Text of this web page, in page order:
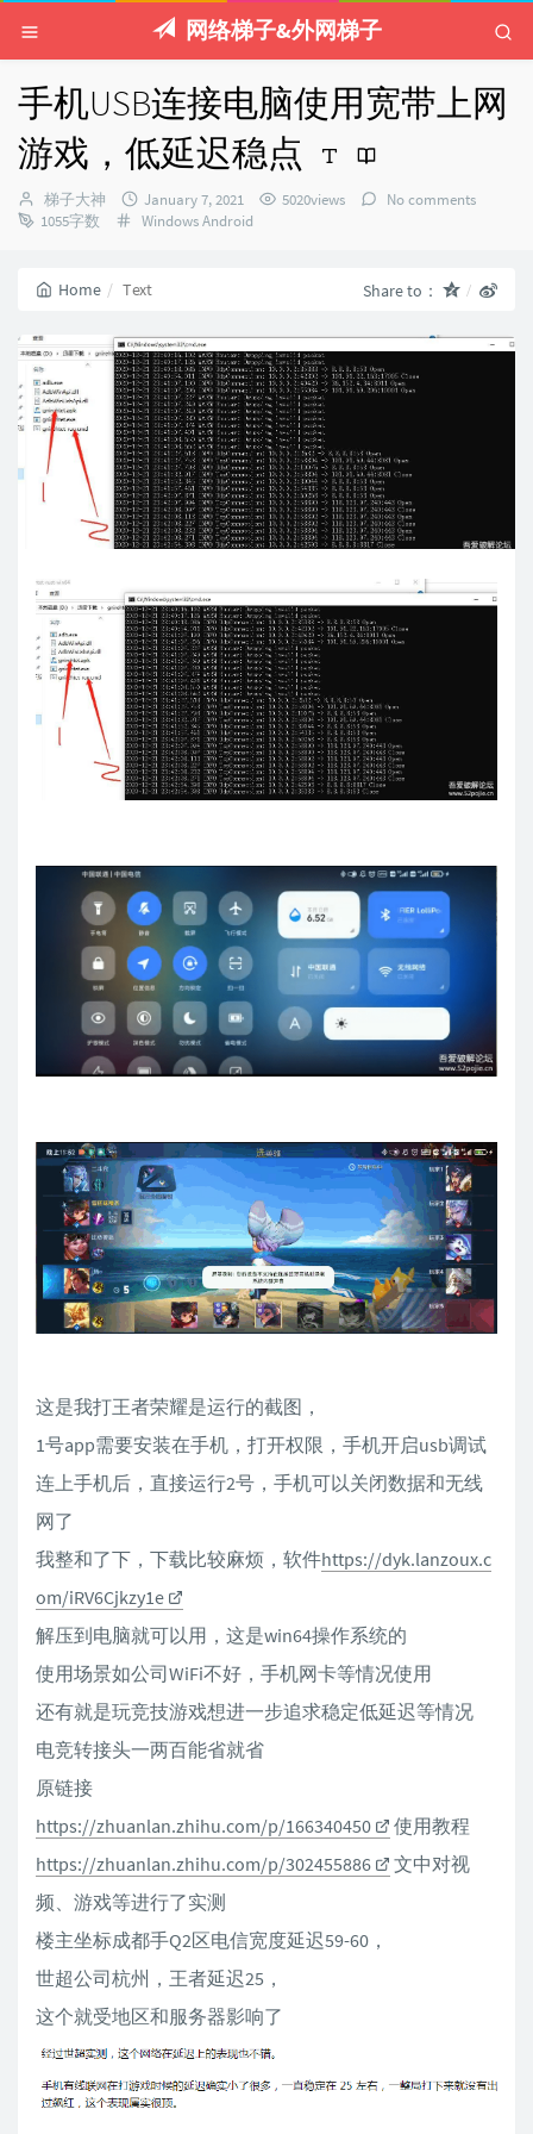
网络梯子&外网梯子
手机USB连接电脑使用宽带上网
游戏，低延迟稳点
Author：
梯子大神
发
布
January 7, 2021 5020views
No comments
1055字数
Categories：
WindowsAndroid
Home Text Share to：
这是我打王者荣耀是运行的截图，
1号app需要安装在手机，打开权限，手机开启usb调试
连上手机后，直接运行2号，手机可以关闭数据和无线
网了
我整和了下，下载比较麻烦，软件https://dyk.lanzoux.c
om/iRV6Cjkzy1e
解压到电脑就可以用，这是win64操作系统的
使用场景如公司WiFi不好，手机网卡等情况使用
还有就是玩竞技游戏想进一步追求稳定低延迟等情况
电竞转接头一两百能省就省
原链接
https://zhuanlan.zhihu.com/p/166340450
使用教程
https://zhuanlan.zhihu.com/p/302455886
文中对视
频、游戏等进行了实测
楼主坐标成都手Q2区电信宽度延迟59-60，
世超公司杭州，王者延迟25，
这个就受地区和服务器影响了